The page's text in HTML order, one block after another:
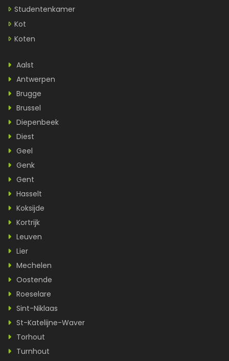
Studentenkamer
Kot
Koten
Aalst
Antwerpen
Brugge
Brussel
Diepenbeek
Diest
Geel
Genk
Gent
Hasselt
Koksijde
Kortrijk
Leuven
Lier
Mechelen
Oostende
Roeselare
Sint-Niklaas
St-Katelijne-Waver
Torhout
Turnhout